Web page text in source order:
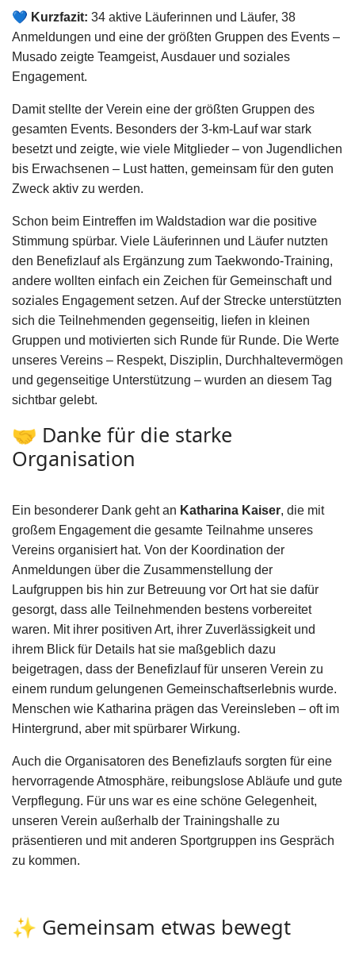
💙 Kurzfazit: 34 aktive Läuferinnen und Läufer, 38
Anmeldungen und eine der größten Gruppen des Events –
Musado zeigte Teamgeist, Ausdauer und soziales
Engagement.
Damit stellte der Verein eine der größten Gruppen des
gesamten Events. Besonders der 3‑km‑Lauf war stark
besetzt und zeigte, wie viele Mitglieder – von Jugendlichen
bis Erwachsenen – Lust hatten, gemeinsam für den guten
Zweck aktiv zu werden.
Schon beim Eintreffen im Waldstadion war die positive
Stimmung spürbar. Viele Läuferinnen und Läufer nutzten
den Benefizlauf als Ergänzung zum Taekwondo‑Training,
andere wollten einfach ein Zeichen für Gemeinschaft und
soziales Engagement setzen. Auf der Strecke unterstützten
sich die Teilnehmenden gegenseitig, liefen in kleinen
Gruppen und motivierten sich Runde für Runde. Die Werte
unseres Vereins – Respekt, Disziplin, Durchhaltevermögen
und gegenseitige Unterstützung – wurden an diesem Tag
sichtbar gelebt.
🤝 Danke für die starke
Organisation
Ein besonderer Dank geht an Katharina Kaiser, die mit
großem Engagement die gesamte Teilnahme unseres
Vereins organisiert hat. Von der Koordination der
Anmeldungen über die Zusammenstellung der
Laufgruppen bis hin zur Betreuung vor Ort hat sie dafür
gesorgt, dass alle Teilnehmenden bestens vorbereitet
waren. Mit ihrer positiven Art, ihrer Zuverlässigkeit und
ihrem Blick für Details hat sie maßgeblich dazu
beigetragen, dass der Benefizlauf für unseren Verein zu
einem rundum gelungenen Gemeinschaftserlebnis wurde.
Menschen wie Katharina prägen das Vereinsleben – oft im
Hintergrund, aber mit spürbarer Wirkung.
Auch die Organisatoren des Benefizlaufs sorgten für eine
hervorragende Atmosphäre, reibungslose Abläufe und gute
Verpflegung. Für uns war es eine schöne Gelegenheit,
unseren Verein außerhalb der Trainingshalle zu
präsentieren und mit anderen Sportgruppen ins Gespräch
zu kommen.
✨ Gemeinsam etwas bewegt